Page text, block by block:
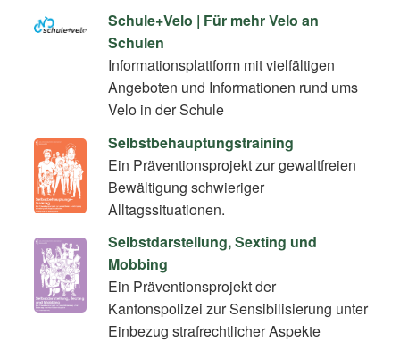
Schule+Velo | Für mehr Velo an
Schulen
Informationsplattform mit vielfältigen
Angeboten und Informationen rund ums
Velo in der Schule
Selbstbehauptungstraining
Ein Präventionsprojekt zur gewaltfreien
Bewältigung schwieriger
Alltagssituationen.
Selbstdarstellung, Sexting und
Mobbing
Ein Präventionsprojekt der
Kantonspolizei zur Sensibilisierung unter
Einbezug strafrechtlicher Aspekte